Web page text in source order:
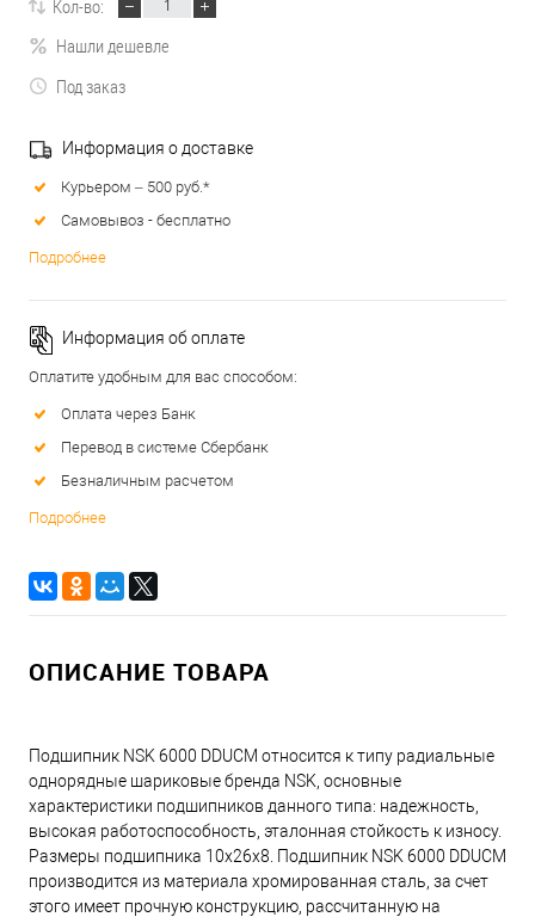
Кол-во:
Нашли дешевле
Под заказ
Информация о доставке
Курьером – 500 руб.*
Самовывоз - бесплатно
Подробнее
Информация об оплате
Оплатите удобным для вас способом:
Оплата через Банк
Перевод в системе Сбербанк
Безналичным расчетом
Подробнее
ОПИСАНИЕ ТОВАРА
Подшипник NSK 6000 DDUCM относится к типу радиальные
однорядные шариковые бренда NSK, основные
характеристики подшипников данного типа: надежность,
высокая работоспособность, эталонная стойкость к износу.
Размеры подшипника 10x26x8. Подшипник NSK 6000 DDUCM
производится из материала хромированная сталь, за счет
этого имеет прочную конструкцию, рассчитанную на